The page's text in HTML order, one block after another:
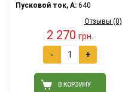
Пусковой ток, A: 640
Отзывы (0)
2 270 грн.
- +
В КОРЗИНУ